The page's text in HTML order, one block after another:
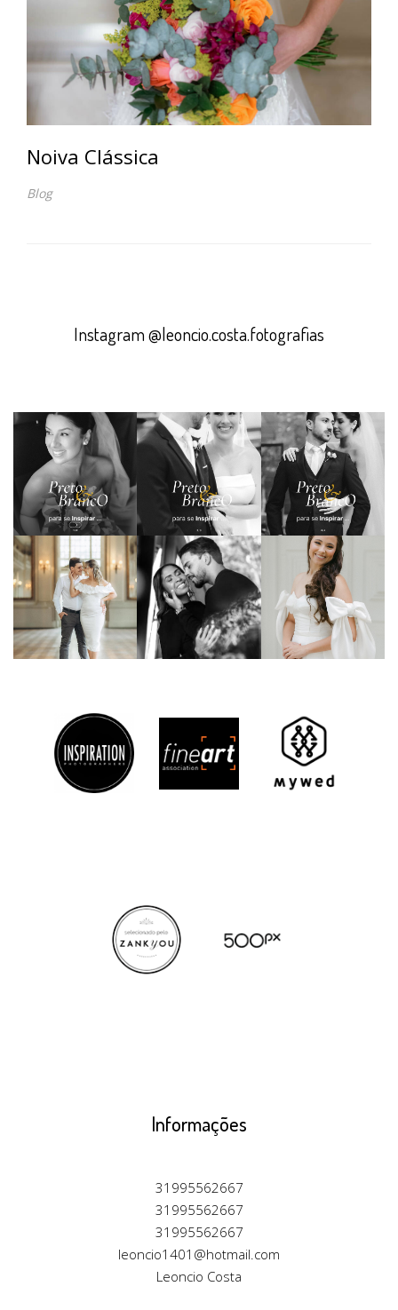
Noiva Clássica
Blog
Instagram @leoncio.costa.fotografias
Informações
31995562667
31995562667
31995562667
leoncio1401@hotmail.com
Leoncio Costa